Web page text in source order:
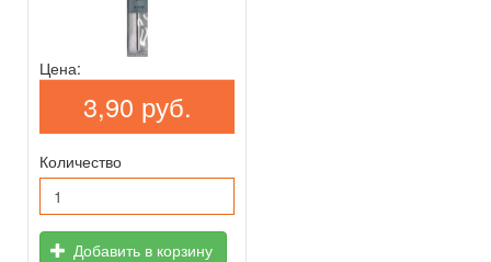
Цена:
3,90 руб.
Количество
Добавить в корзину